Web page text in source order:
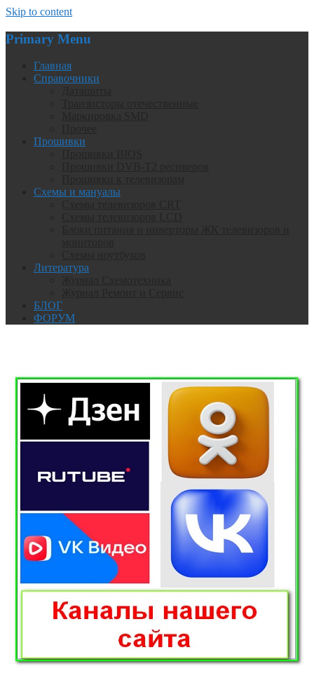
Skip to content
Primary Menu
Главная
Справочники
Прошивки
Схемы и мануалы
Литература
БЛОГ
ФОРУМ